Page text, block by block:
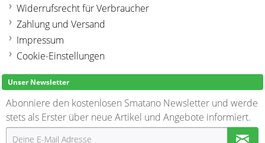
Widerrufsrecht für Verbraucher
Zahlung und Versand
Impressum
Cookie-Einstellungen
Unser Newsletter
Abonniere den kostenlosen Smatano Newsletter und werde
stets als Erster über neue Artikel und Angebote informiert.